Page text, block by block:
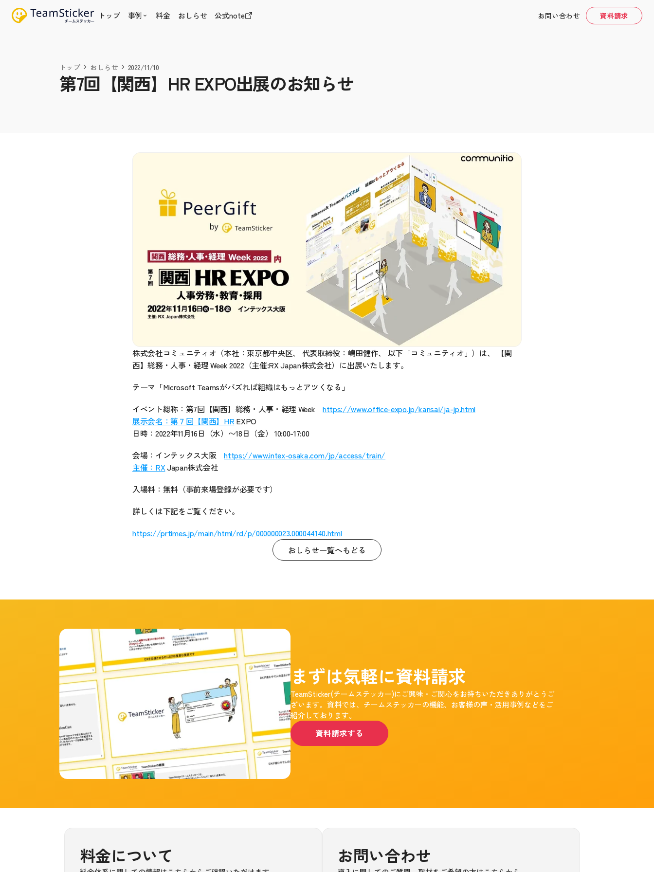
トップ 事例 keyboard_arrow_up 料金 おしらせ 公式note お問い合わせ 資料請求
トップ おしらせ 2022/11/10
第7回【関西】HR EXPO出展のお知らせ
株式会社コミュニティオ（本社：東京都中央区、 代表取締役：嶋田健作、 以下「コミュニティオ」）は、 【関
西】総務・人事・経理 Week 2022（主催:RX Japan株式会社）に出展いたします。
テーマ「Microsoft Teamsがバズれば組織はもっとアツくなる」
イベント総称：第7回【関西】総務・人事・経理 Week https://www.office-expo.jp/kansai/ja-jp.html
展示会名：第７回【関西】HR EXPO
日時：2022年11月16日（水）〜18日（金） 10:00-17:00
会場：インテックス大阪 https://www.intex-osaka.com/jp/access/train/
主催：RX Japan株式会社
入場料：無料（事前来場登録が必要です）
詳しくは下記をご覧ください。
https://prtimes.jp/main/html/rd/p/000000023.000044140.html
おしらせ一覧へもどる
まずは気軽に資料請求
TeamSticker(チームステッカー)にご興味・ご関心をお持ちいただきありがとうご
ざいます。資料では、チームステッカーの機能、お客様の声・活用事例などをご
紹介しております。
資料請求する
料金について お問い合わせ